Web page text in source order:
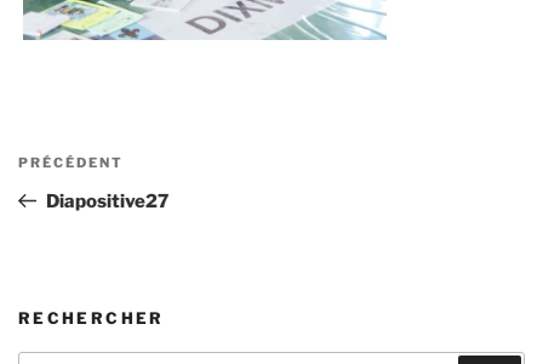
Navigation
l’article
Article
précédent
PRÉCÉDENT
Diapositive27
RECHERCHER